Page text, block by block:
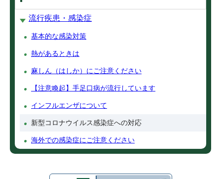
流行疾患・感染症
基本的な感染対策
熱があるときは
麻しん（はしか）にご注意ください
【注意喚起】手足口病が流行しています
インフルエンザについて
新型コロナウイルス感染症への対応
海外での感染症にご注意ください